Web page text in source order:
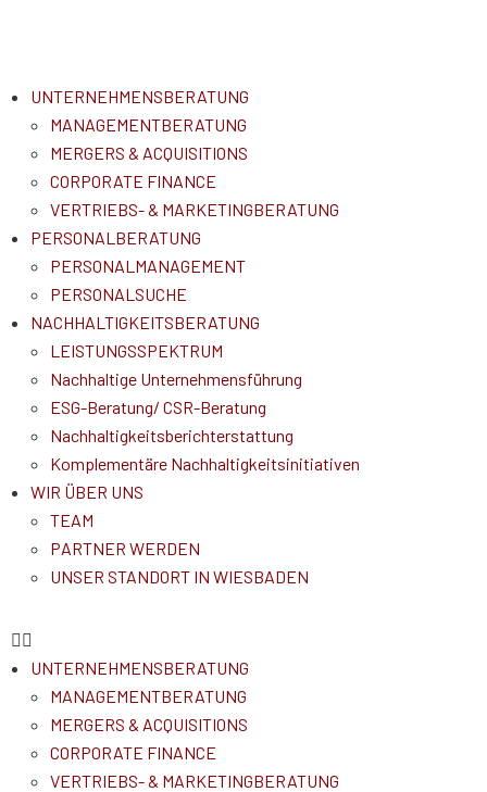
UNTERNEHMENSBERATUNG
MANAGEMENTBERATUNG
MERGERS & ACQUISITIONS
CORPORATE FINANCE
VERTRIEBS- & MARKETINGBERATUNG
PERSONALBERATUNG
PERSONALMANAGEMENT
PERSONALSUCHE
NACHHALTIGKEITSBERATUNG
LEISTUNGSSPEKTRUM
Nachhaltige Unternehmensführung
ESG-Beratung/ CSR-Beratung
Nachhaltigkeitsberichterstattung
Komplementäre Nachhaltigkeitsinitiativen
WIR ÜBER UNS
TEAM
PARTNER WERDEN
UNSER STANDORT IN WIESBADEN
UNTERNEHMENSBERATUNG
MANAGEMENTBERATUNG
MERGERS & ACQUISITIONS
CORPORATE FINANCE
VERTRIEBS- & MARKETINGBERATUNG